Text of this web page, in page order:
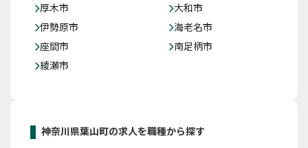
厚木市
大和市
伊勢原市
海老名市
座間市
南足柄市
綾瀬市
神奈川県葉山町の求人を職種から探す